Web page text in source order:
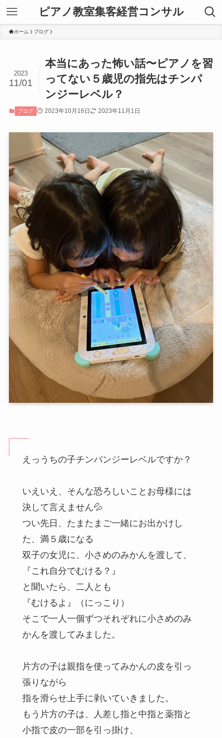
ピアノ教室集客経営コンサル
ホーム ブログ
本当にあった怖い話〜ピアノを習
ってない５歳児の指先はチンパ
ンジーレベル？
2023
11/01
ブログ 2023年10月16日 2023年11月1日
えっうちの子チンパンジーレベルですか？
いえいえ、そんな恐ろしいことお母様には
決して言えません💦
つい先日、たまたまご一緒にお出かけし
た、満５歳になる
双子の女児に、小さめのみかんを渡して、
『これ自分でむける？』
と聞いたら、二人とも
『むけるよ』（にっこり）
そこで一人一個ずつそれぞれに小さめのみ
かんを渡してみました。
片方の子は親指を使ってみかんの皮を引っ
張りながら
指を滑らせ上手に剥いていきました。
もう片方の子は、人差し指と中指と薬指と
小指で皮の一部を引っ掛け、